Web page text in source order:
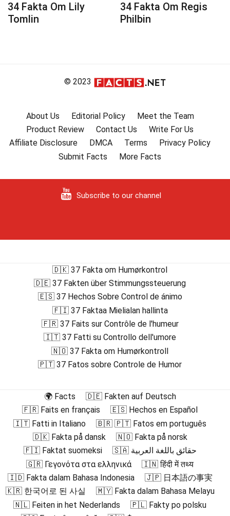
34 Fakta Om Lily
Tomlin
34 Fakta Om Regis
Philbin
© 2023
About Us Editorial Policy
Meet the Team
Product Review
Contact Us
Write For Us
Affiliate Disclosure
DMCA Terms
Privacy Policy
Submit Facts
More Facts
Subscribe to our channel
🇩🇰 37 Fakta om Humørkontrol
🇩🇪 37 Fakten über Stimmungssteuerung
🇪🇸 37 Hechos Sobre Control de ánimo
🇫🇮 37 Faktaa Mielialan hallinta
🇫🇷 37 Faits sur Contrôle de l'humeur
🇮🇹 37 Fatti su Controllo dell'umore
🇳🇴 37 Fakta om Humørkontroll
🇵🇹 37 Fatos sobre Controle de Humor
🌍 Facts
🇩🇪 Fakten auf Deutsch
🇫🇷 Faits en français
🇪🇸 Hechos en Español
🇮🇹 Fatti in Italiano
🇧🇷 🇵🇹 Fatos em português
🇩🇰 Fakta på dansk
🇳🇴 Fakta på norsk
🇫🇮 Faktat suomeksi
🇸🇦 حقائق باللغة العربية
🇬🇷 Γεγονότα στα ελληνικά
🇮🇳 हिंदी में तथ्य
🇮🇩 Fakta dalam Bahasa Indonesia
🇯🇵 日本語の事実
🇰🇷 한국어로 된 사실
🇲🇾 Fakta dalam Bahasa Melayu
🇳🇱 Feiten in het Nederlands
🇵🇱 Fakty po polsku